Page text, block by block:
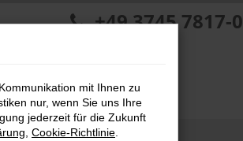
+49 3745 7817-0
mit Ihnen zu
nur, wenn Sie uns Ihre
jederzeit für die Zukunft
Cookie-Richtlinie